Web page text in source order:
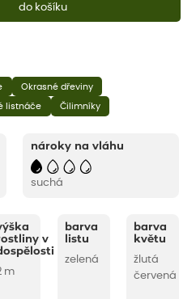
do košíku
Okrasné dřeviny
listnáče Čilimníky
nároky na vláhu
suchá
v
m
barva
listu
zelená
barva
květu
žlutá
červená